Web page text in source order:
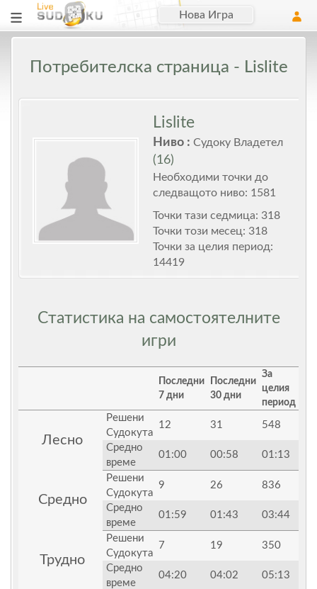
Нова Игра
Потребителска страница - Lislite
Lislite
Ниво : Судоку Владетел
(16)
Необходими точки до
следващото ниво: 1581
Точки тази седмица: 318
Точки този месец: 318
Точки за целия период:
14419
Статистика на самостоятелните
игри
Последни
7 дни
Последни
30 дни
За
целия
период
Лесно
Решени
Судокута
12 31 548
Средно
време
01:00 00:58 01:13
Средно
Решени
Судокута
9 26 836
Средно
време
01:59 01:43 03:44
Трудно
Решени
Судокута
7 19 350
Средно
време
04:20 04:02 05:13